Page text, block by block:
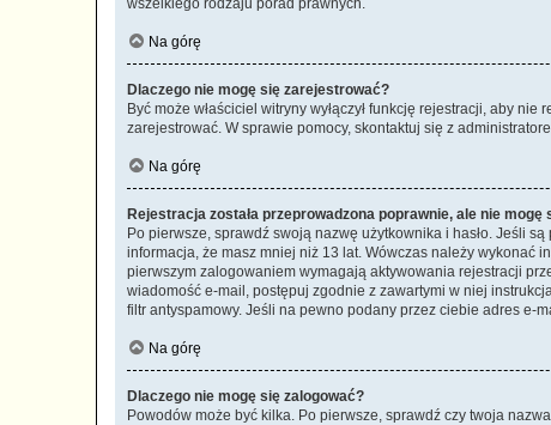
wszelkiego rodzaju porad prawnych.
Na górę
Dlaczego nie mogę się zarejestrować?
Być może właściciel witryny wyłączył funkcję rejestracji, aby
zarejestrować. W sprawie pomocy, skontaktuj się z
Na górę
Rejestracja została przeprowadzona poprawnie, ale nie mogę
Po pierwsze, sprawdź swoją nazwę użytkownika i hasło. Jeśli
informacja, że masz mniej niż 13 lat. Wówczas należy wykonać
pierwszym zalogowaniem wymagają aktywowania rejestracji
wiadomość e-mail, postępuj zgodnie z zawartymi w niej
filtr antyspamowy. Jeśli na pewno podany przez ciebie adres e-
Na górę
Dlaczego nie mogę się zalogować?
Powodów może być kilka. Po pierwsze, sprawdź czy twoja